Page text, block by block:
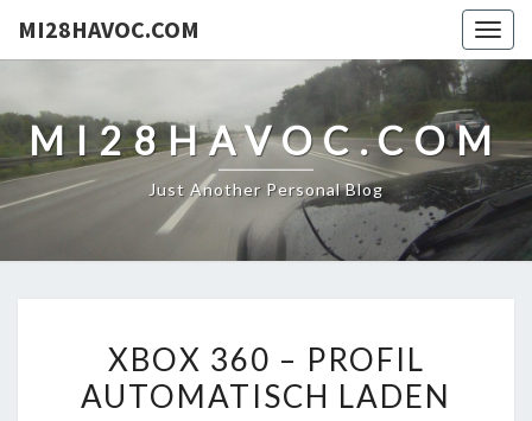
MI28HAVOC.COM
MI28HAVOC.COM
Just Another Personal Blog
360
–
XBOX 360 – PROFIL
AUTOMATISCH LADEN